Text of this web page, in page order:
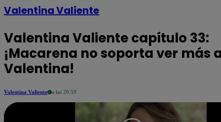
Valentina Valiente
Valentina Valiente capítulo 33:
¡Macarena no soporta ver más
Valentina!
Valentina Valiente a las 20:59